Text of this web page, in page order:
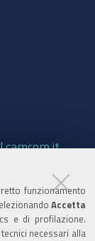
funzionamento
Accetta
e di profilazione.
necessari alla